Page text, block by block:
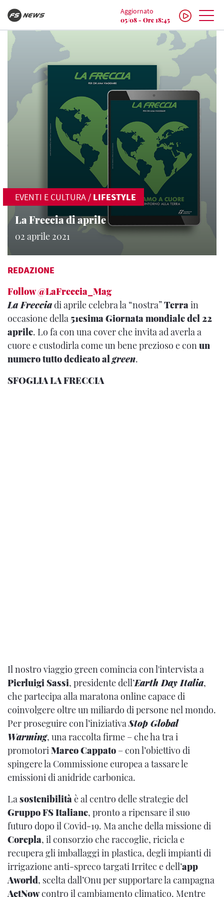
Aggiornato
05/08 - Ore 18:45
EVENTI E CULTURA / LIFESTYLE
La Freccia di aprile
02 aprile 2021
REDAZIONE
Follow @LaFreccia_Mag
La Frecciadi aprile celebra la “nostra”Terrain
occasione della 51esima Giornata mondiale del 22
aprile. Lo fa con una cover che invita ad averla a
cuore e custodirla come un bene prezioso e conun
numero tutto dedicato algreen.
SFOGLIA LA FRECCIA
Il nostro viaggio green comincia con l'intervista a
Pierluigi Sassi, presidente dell’Earth Day Italia,
che partecipa alla maratona online capace di
coinvolgere oltre un miliardo di persone nel mondo.
Per proseguire con l’iniziativaStop Global
Warming, una raccolta firme – che ha tra i
promotoriMarco Cappato – con l’obiettivo di
spingere la Commissione europea a tassare le
emissioni di anidride carbonica.
Lasostenibilitàè al centro delle strategie del
Gruppo FS Italiane, pronto a ripensare il suo
futuro dopo il Covid-19. Ma anche della missione di
Corepla, il consorzio che raccoglie, ricicla e
recupera gli imballaggi in plastica, degli impianti di
irrigazione anti-spreco targati Irritec e dell’app
Aworld, scelta dall’Onu per supportare la campagna
ActNowcontro il cambiamento climatico. Mentre